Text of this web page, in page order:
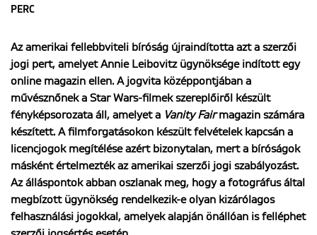
Blog
Rólunk
ENGLISH
PERC
Az amerikai fellebbviteli bíróság újraindította azt a szerzői
jogi pert, amelyet Annie Leibovitz ügynöksége indított egy
online magazin ellen. A jogvita középpontjában a
művésznőnek a Star Wars-filmek szereplőiről készült
fényképsorozata áll, amelyet a Vanity Fairmagazin számára
készített. A filmforgatásokon készült felvételek kapcsán a
licencjogok megítélése azért bizonytalan, mert a bíróságok
másként értelmezték az amerikai szerzői jogi szabályozást.
Az álláspontok abban oszlanak meg, hogy a fotográfus által
megbízott ügynökség rendelkezik-e olyan kizárólagos
felhasználási jogokkal, amelyek alapján önállóan is felléphet